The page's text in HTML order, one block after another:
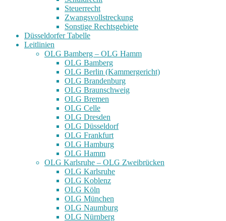
Steuerrecht
Zwangsvollstreckung
Sonstige Rechtsgebiete
Düsseldorfer Tabelle
Leitlinien
OLG Bamberg – OLG Hamm
OLG Bamberg
OLG Berlin (Kammergericht)
OLG Brandenburg
OLG Braunschweig
OLG Bremen
OLG Celle
OLG Dresden
OLG Düsseldorf
OLG Frankfurt
OLG Hamburg
OLG Hamm
OLG Karlsruhe – OLG Zweibrücken
OLG Karlsruhe
OLG Koblenz
OLG Köln
OLG München
OLG Naumburg
OLG Nürnberg